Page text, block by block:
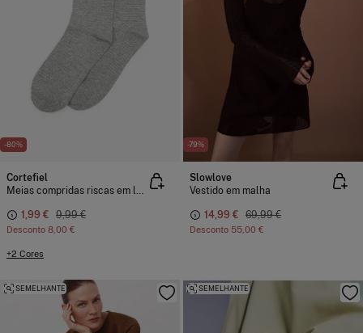
-80%
Cortefiel
Meias compridas riscas em lurex
1,99 € 9,99 €
Desconto 8,00 €
+2 Cores
-79%
Slowlove
Vestido em malha
14,99 € 69,99 €
Desconto 55,00 €
SEMELHANTE SEMELHANTE